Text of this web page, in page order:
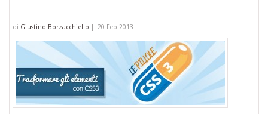
di Giustino Borzacchiello | 20 Feb 2013